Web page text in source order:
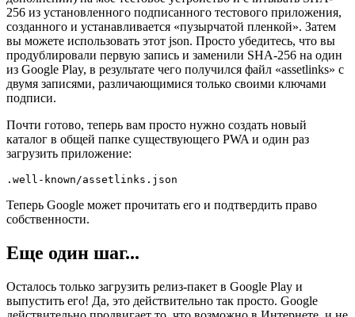
Если файл «assetlinks» не был создан, я продолжил загружать
«Asset Links Tool» (рекомендованный Google, ссылка в
дополнении) на мое тестовое устройство и считывать SHA-
256 из установленного подписанного тестового приложения,
созданного и устанавливается «пузырчатой пленкой». Затем
вы можете использовать этот json. Просто убедитесь, что вы
продублировали первую запись и заменили SHA-256 на один
из Google Play, в результате чего получился файл «assetlinks» с
двумя записями, различающимися только своими ключами
подписи.
Почти готово, теперь вам просто нужно создать новый
каталог в общей папке существующего PWA и один раз
собственности.
Еще один шаг...